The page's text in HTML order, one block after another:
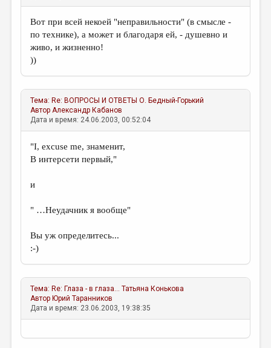
Вот при всей некоей "неправильности" (в смысле -
по технике), а может и благодаря ей, - душевно и
живо, и жизненно!
))
Тема: Re: ВОПРОСЫ И ОТВЕТЫ О. Бедный-Горький
АвторАлександр Кабанов
Дата и время: 24.06.2003, 00:52:04
"I, excuse me, знаменит,
В интерсети первый,"
и
" …Неудачник я вообще"
Вы уж определитесь...
:-)
Тема: Re: Глаза - в глаза... Татьяна Конькова
Автор Юрий Таранников
Дата и время: 23.06.2003, 19:38:35